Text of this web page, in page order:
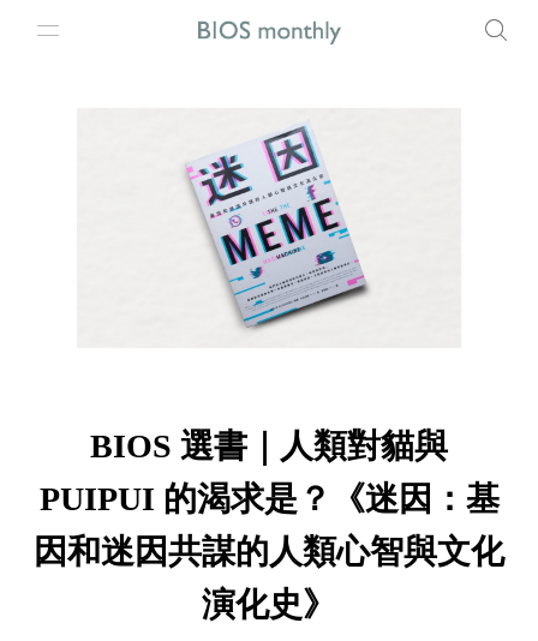
BIOS 選書｜人類對貓與
PUIPUI 的渴求是？《迷因：基
因和迷因共謀的人類心智與文化
演化史》